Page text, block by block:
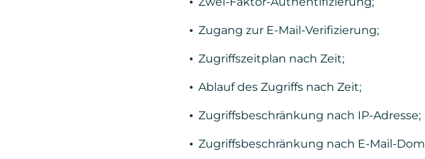
Zugang zur E-Mail-Verifizierung;
Zugriffszeitplan nach Zeit;
Ablauf des Zugriffs nach Zeit;
Zugriffsbeschränkung nach IP-Adresse;
Zugriffsbeschränkung nach E-Mail-